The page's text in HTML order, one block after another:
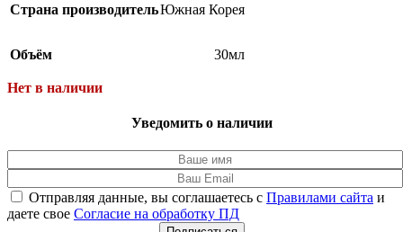
Страна производительЮжная Корея
Объём 30мл
Нет в наличии
Уведомить о наличии
Отправляя данные, вы соглашаетесь с Правилами сайта и
даете свое Согласие на обработку ПД